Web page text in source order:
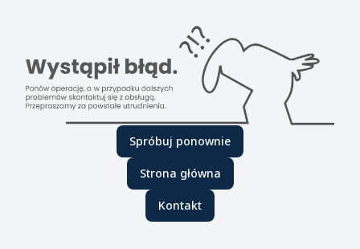
Spróbuj ponownie
Strona główna
Kontakt